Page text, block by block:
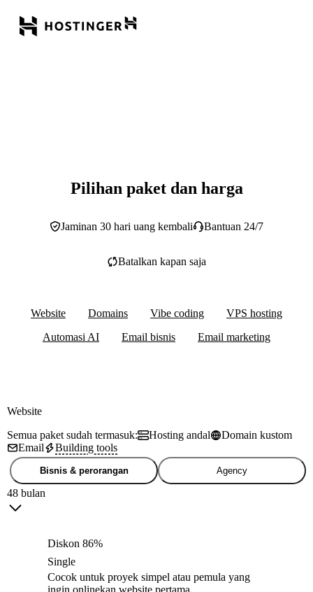
Pilihan paket dan harga
Jaminan 30 hari uang kembali Bantuan 24/7
Batalkan kapan saja
Website Domains Vibe coding
VPS hosting
Automasi AI
Email bisnis Email marketing
Website
Semua paket sudah termasuk:
Hosting andal
Domain kustom
Email
Building tools
Bisnis & perorangan Agency
48 bulan
Diskon 86%
Single
Cocok untuk proyek simpel atau pemula yang
ingin onlinekan website pertama.